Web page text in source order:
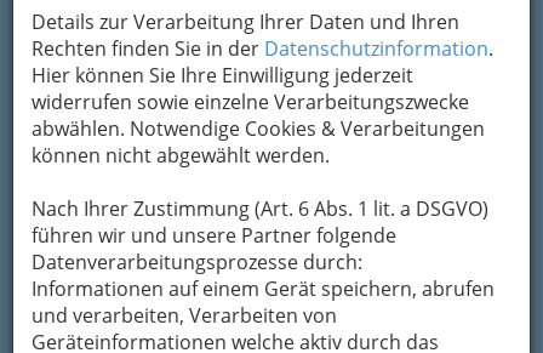
Details zur Verarbeitung Ihrer Daten und Ihren
Rechten finden Sie in der Datenschutzinformation.
Hier können Sie Ihre Einwilligung jederzeit
widerrufen sowie einzelne Verarbeitungszwecke
abwählen. Notwendige Cookies & Verarbeitungen
können nicht abgewählt werden.
Nach Ihrer Zustimmung (Art. 6 Abs. 1 lit. a DSGVO)
führen wir und unsere Partner folgende
Datenverarbeitungsprozesse durch:
Informationen auf einem Gerät speichern, abrufen
und verarbeiten, Verarbeiten von
Geräteinformationen welche aktiv durch das
Alle Bezirke
Ismet Agic
Frachtengasse 3, 8055 Graz
Karte & Routenplaner
Eintrag ändern
Kategorien
2
Miroslav Antonic
Grimmgasse 4, 8020 Graz